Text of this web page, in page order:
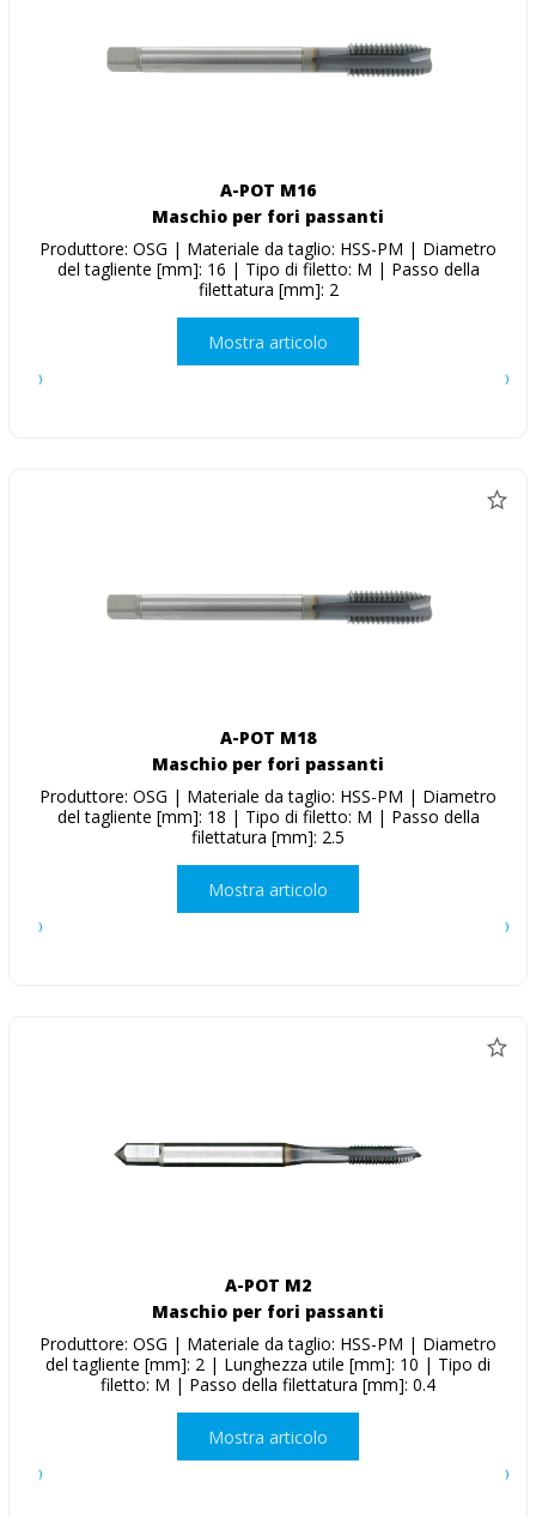
A-POT M16
Maschio per fori passanti
Produttore: OSG | Materiale da taglio: HSS-PM | Diametro
del tagliente [mm]: 16 | Tipo di filetto: M | Passo della
filettatura [mm]: 2
Mostra articolo
A-POT M18
Maschio per fori passanti
Produttore: OSG | Materiale da taglio: HSS-PM | Diametro
del tagliente [mm]: 18 | Tipo di filetto: M | Passo della
filettatura [mm]: 2.5
Mostra articolo
A-POT M2
Maschio per fori passanti
Produttore: OSG | Materiale da taglio: HSS-PM | Diametro
del tagliente [mm]: 2 | Lunghezza utile [mm]: 10 | Tipo di
filetto: M | Passo della filettatura [mm]: 0.4
Mostra articolo